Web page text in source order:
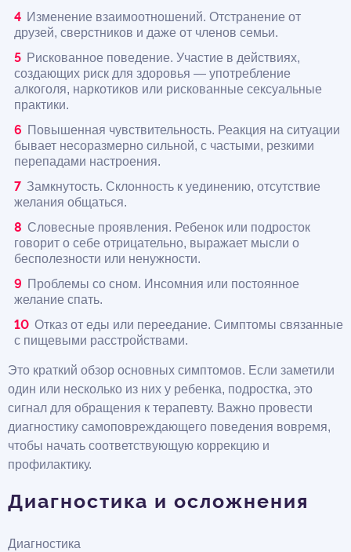
Изменение взаимоотношений. Отстранение от
друзей, сверстников и даже от членов семьи.
Рискованное поведение. Участие в действиях,
создающих риск для здоровья — употребление
алкоголя, наркотиков или рискованные сексуальные
практики.
Повышенная чувствительность. Реакция на ситуации
бывает несоразмерно сильной, с частыми, резкими
перепадами настроения.
Замкнутость. Склонность к уединению, отсутствие
желания общаться.
Словесные проявления. Ребенок или подросток
говорит о себе отрицательно, выражает мысли о
бесполезности или ненужности.
Проблемы со сном. Инсомния или постоянное
желание спать.
Отказ от еды или переедание. Симптомы связанные
с пищевыми расстройствами.
Это краткий обзор основных симптомов. Если заметили
один или несколько из них у ребенка, подростка, это
сигнал для обращения к терапевту. Важно провести
диагностику самоповреждающего поведения вовремя,
чтобы начать соответствующую коррекцию и
профилактику.
Диагностика и осложнения
Диагностика